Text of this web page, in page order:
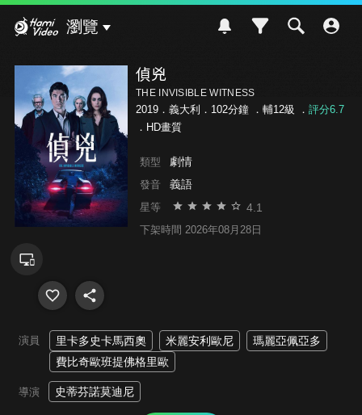
瀏覽
偵兇
THE INVISIBLE WITNESS
2019．義大利．102分鐘 ． 輔12級 ． 評分6.7
．HD畫質
類型 劇情
發音 義語
星等 4.1
下架時間 2026年08月28日
演員 里卡多史卡馬西奧 米麗安利歐尼
瑪麗亞佩亞多
費比奇歐班提佛格里歐
導演 史蒂芬諾莫迪尼